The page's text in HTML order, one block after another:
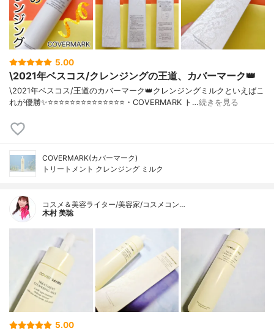
5.00
\2021年ベスコス/クレンジングの王道、カバーマーク👑
\2021年ベスコス/王道のカバーマーク👑クレンジングミルクといえばこ
れが優勝✨⭐️⭐️⭐️⭐️⭐️⭐️⭐️⭐️⭐️⭐️⭐️⭐️⭐️⭐️・COVERMARK ト…続きを見る
COVERMARK(カバーマーク)
トリートメント クレンジング ミルク
コスメ＆美容ライター/美容家/コスメコン…
木村 美聡
5.00